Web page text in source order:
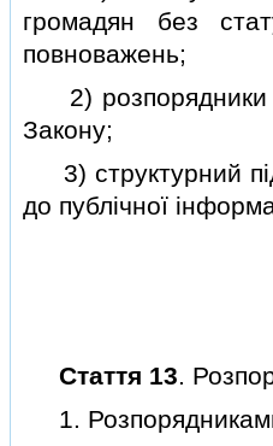
громадян без
повноважень;
2) розпорядники
Закону;
3) структурний
до публiчної
Стаття 13 .
1.